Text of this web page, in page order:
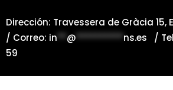
al
contenido
Dirección: Travessera de Gràcia 15,
/ Correo: in**@**********ns.es /
59